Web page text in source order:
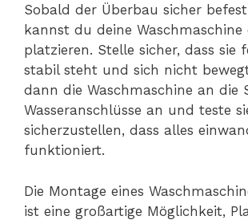
Sobald der Überbau sicher
kannst du deine
platzieren. Stelle sicher, dass sie
stabil steht und sich nicht
dann die Waschmaschine an die
Wasseranschlüsse an und teste
sicherzustellen, dass alles
funktioniert.
Die Montage eines
ist eine großartige Möglichkeit,